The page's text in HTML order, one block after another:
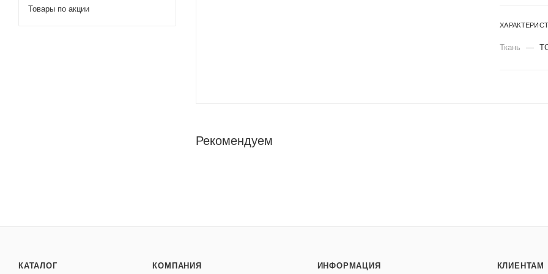
Ткань —
Рекомендуем
Товары по акции
КАТАЛОГ КОМПАНИЯ ИНФОРМАЦИЯ КЛИЕНТАМ